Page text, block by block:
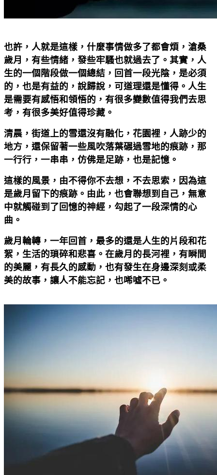
也許，人就是這樣，什麼事情做多了都會煩，滄桑
歲月，有些情緒，發些牢騷也就過去了。其實，人
生的一個階段做一個總結，回首一段光陰，是必須
的，也是有益的，說歸說，可道理還是懂得。人生
是需要有感悟和領悟的，有很多變數值得我們去思
考，有很多美好值得珍藏。
清晨，街道上的雪還沒有融化，花園裡，人跡少的
地方，還保留著一些風吹落葉碾過雪地的痕跡，那
一行行，一串串，仿佛是足跡，也是記憶。
這樣的風景，由不得你不去想，不去思索，因為這
是歲月留下的痕跡。由此，也會聯想到自己，無意
中就觸碰到了回憶的神經，勾起了一段深情的心
曲。
歲月輪轉，一年回首，最多的還是人生的片段和花
絮，生活的瑣碎和悲喜。在歲月的長河裡，有瞬間
的美麗，有長久的感動，也有發生在身邊深刻或柔
美的故事，讓人不能忘記，也唏噓不已。